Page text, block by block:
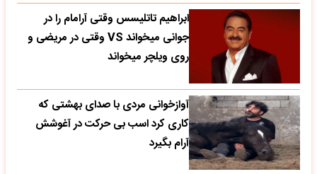
ابراهیم تاتلیسس وقتی آرامام را در
جوانی میخواند VS وقتی در مریضی و
روی ویلچر میخواند
آوازخوانی مردی با صدای بهشتی که
کاری کرد اسب بی حرکت در آغوشش
آرام بگیرد